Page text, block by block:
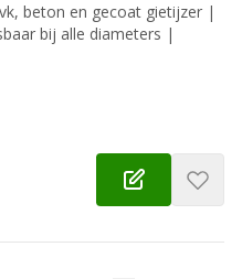
beton en gecoat gietijzer |
bij alle diameters |